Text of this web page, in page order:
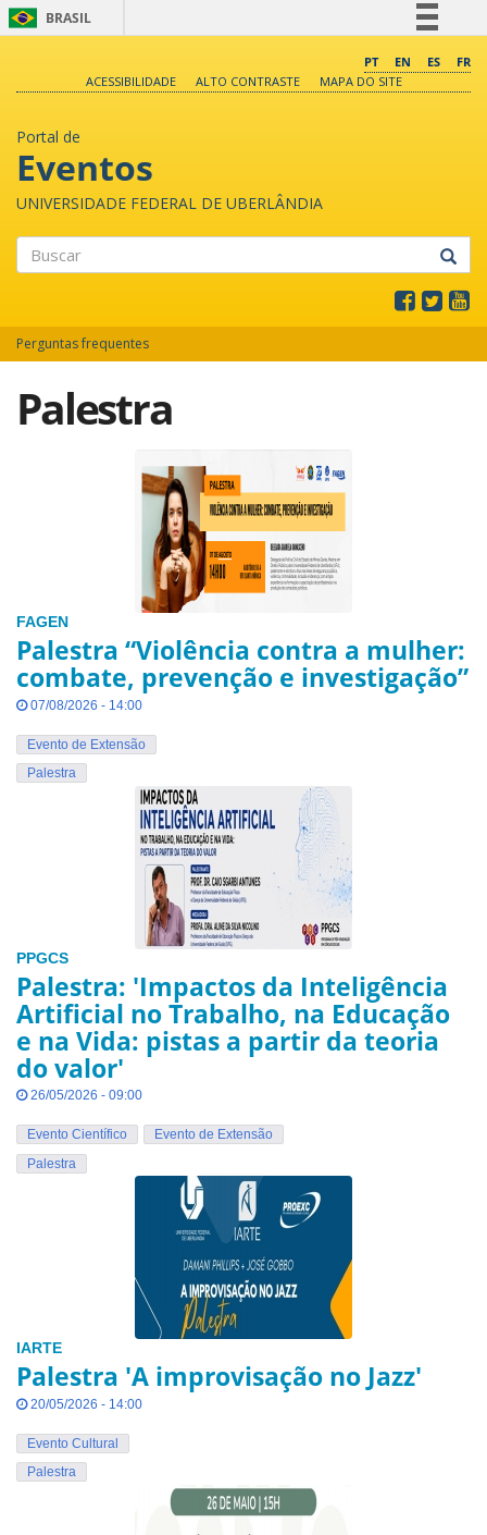
BRASIL
Comunica BR
PT EN ES
FR
ACESSIBILIDADE
ALTO CONTRASTE MAPA DO SITE
Portal de
Eventos
UNIVERSIDADE FEDERAL DE UBERLÂNDIA
Perguntas frequentes
Palestra
FAGEN
Palestra “Violência contra a mulher:
combate, prevenção e investigação”
07/08/2026 - 14:00
Evento de Extensão
Palestra
PPGCS
Palestra: 'Impactos da Inteligência
Artificial no Trabalho, na Educação
e na Vida: pistas a partir da teoria
do valor'
26/05/2026 - 09:00
Evento Científico
Evento de Extensão
Palestra
IARTE
Palestra 'A improvisação no Jazz'
20/05/2026 - 14:00
Evento Cultural
Palestra